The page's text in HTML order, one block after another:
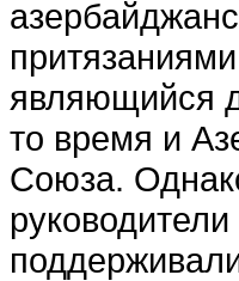
являющийся
то время и
Союза.